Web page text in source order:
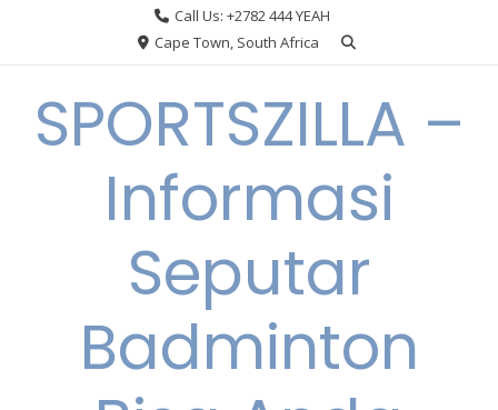
Call Us: +2782 444 YEAH
Cape Town, South Africa
SPORTSZILLA –
Informasi
Seputar
Badminton